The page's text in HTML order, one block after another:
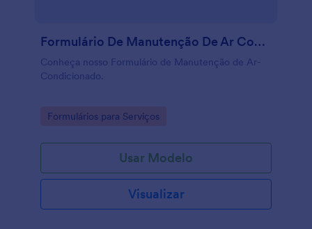
Formulário De Manutenção De Ar Condicionado
Conheça nosso Formulário de Manutenção de Ar-
Condicionado.
Go to Category:
Formulários para Serviços
Usar Modelo
Visualizar